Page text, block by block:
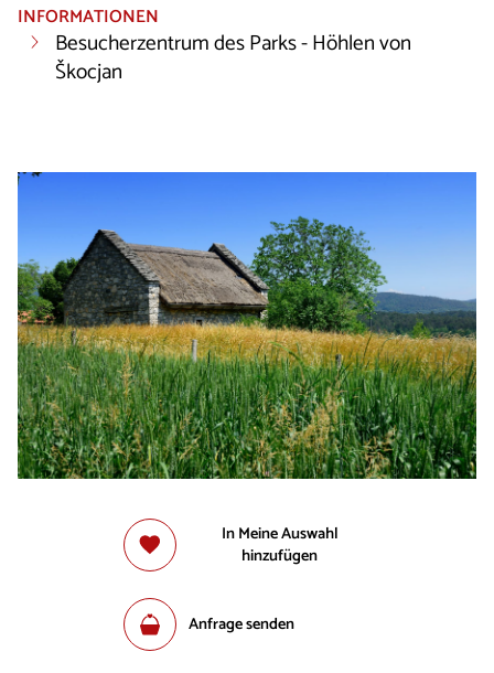
INFORMATIONEN
Besucherzentrum des Parks - Höhlen von
Škocjan
In Meine Auswahl
hinzufügen
Anfrage senden